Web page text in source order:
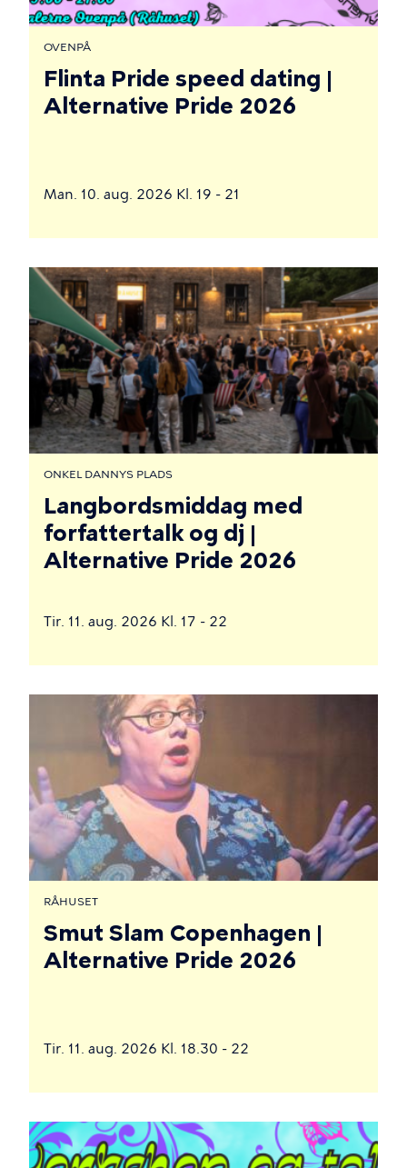
OVENPÅ
Flinta Pride speed dating |
Alternative Pride 2026
Man. 10. aug. 2026 Kl. 19 - 21
ONKEL DANNYS PLADS
Langbordsmiddag med
forfattertalk og dj |
Alternative Pride 2026
Tir. 11. aug. 2026 Kl. 17 - 22
RÅHUSET
Smut Slam Copenhagen |
Alternative Pride 2026
Tir. 11. aug. 2026 Kl. 18.30 - 22